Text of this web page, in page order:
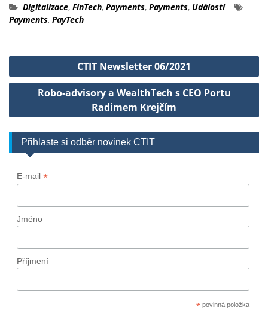
Digitalizace, FinTech, Payments, Payments, Události
Payments, PayTech
Navigace
pro
příspěvek
CTIT Newsletter 06/2021
Robo-advisory a WealthTech s CEO Portu
Radimem Krejčím
Přihlaste si odběr novinek CTIT
E-mail *
Jméno
Příjmení
*povinná položka